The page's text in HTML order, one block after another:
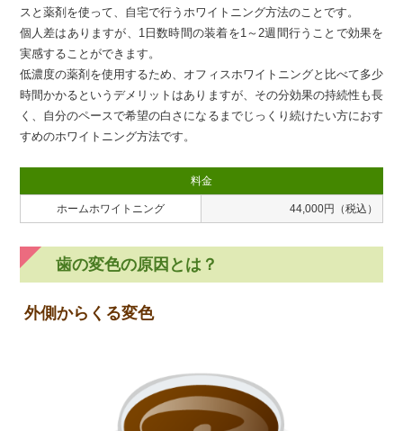
スと薬剤を使って、自宅で行うホワイトニング方法のことです。
個人差はありますが、1日数時間の装着を1～2週間行うことで効果を
実感することができます。
低濃度の薬剤を使用するため、オフィスホワイトニングと比べて多少
時間かかるというデメリットはありますが、その分効果の持続性も長
く、自分のペースで希望の白さになるまでじっくり続けたい方におす
すめのホワイトニング方法です。
料金
ホームホワイトニング 44,000円（税込）
歯の変色の原因とは？
外側からくる変色